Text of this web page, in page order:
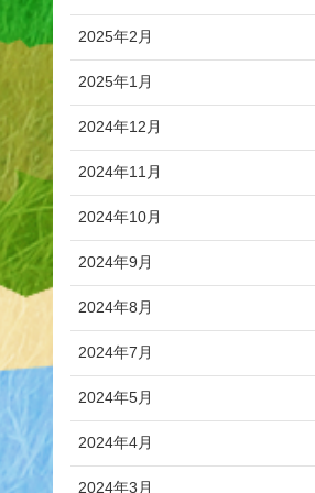
2025年2月
2025年1月
2024年12月
2024年11月
2024年10月
2024年9月
2024年8月
2024年7月
2024年5月
2024年4月
2024年3月